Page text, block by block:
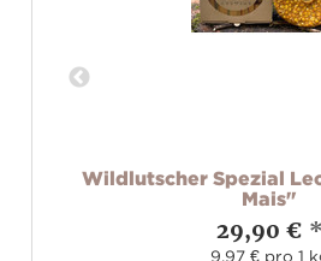
Wildlutscher Spezial
Mais"
29,90 € *
9,97 € pro 1